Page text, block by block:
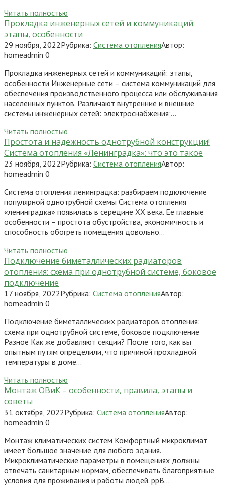
Читать полностью
Прокладка инженерных сетей и коммуникаций:
этапы, особенности
29 ноября, 2022Рубрика: Система отопленияАвтор:
homeadmin 0
Прокладка инженерных сетей и коммуникаций: этапы,
особенности Инженерные сети – система коммуникаций для
обеспечения производственного процесса или обслуживания
населенных пунктов. Различают внутренние и внешние
системы инженерных сетей: электроснабжения;…
Читать полностью
Простота и надёжность однотрубной конструкции!
Система отопления «Ленинградка»: что это такое
23 ноября, 2022Рубрика: Система отопленияАвтор:
homeadmin 0
Система отопления ленинградка: разбираем подключение
популярной однотрубной схемы Система отопления
«ленинградка» появилась в середине ХХ века. Ее главные
особенности – простота обустройства, экономичность и
способность обогреть помещения довольно…
Читать полностью
Подключение биметаллических радиаторов
отопления: схема при однотрубной системе, боковое
подключение
17 ноября, 2022Рубрика: Система отопленияАвтор:
homeadmin 0
Подключение биметаллических радиаторов отопления:
схема при однотрубной системе, боковое подключение
Разное Как же добавляют секции? После того, как вы
опытным путям определили, что причиной прохладной
температуры в доме…
Читать полностью
Монтаж ОВиК – особенности, правила, этапы и
советы
31 октября, 2022Рубрика: Система отопленияАвтор:
homeadmin 0
Монтаж климатических систем Комфортный микроклимат
имеет большое значение для любого здания.
Микроклиматические параметры в помещениях должны
отвечать санитарным нормам, обеспечивать благоприятные
условия для проживания и работы людей. ррВ…